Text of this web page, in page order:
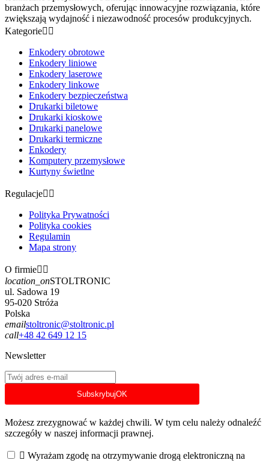
branżach przemysłowych, oferując innowacyjne rozwiązania, które
zwiększają wydajność i niezawodność procesów produkcyjnych.
Kategorie 
Enkodery obrotowe
Enkodery liniowe
Enkodery laserowe
Enkodery linkowe
Enkodery bezpieczeństwa
Drukarki biletowe
Drukarki kioskowe
Drukarki panelowe
Drukarki termiczne
Enkodery
Komputery przemysłowe
Kurtyny świetlne
Regulacje 
Polityka Prywatności
Polityka cookies
Regulamin
Mapa strony
O firmie 
location_onSTOLTRONIC
ul. Sadowa 19
95-020 Stróża
Polska
emailstoltronic@stoltronic.pl
call+48 42 649 12 15
Newsletter
SubskrybujOK
Możesz zrezygnować w każdej chwili. W tym celu należy odnaleźć
szczegóły w naszej informacji prawnej.
 Wyrażam zgodę na otrzymywanie drogą elektroniczną na